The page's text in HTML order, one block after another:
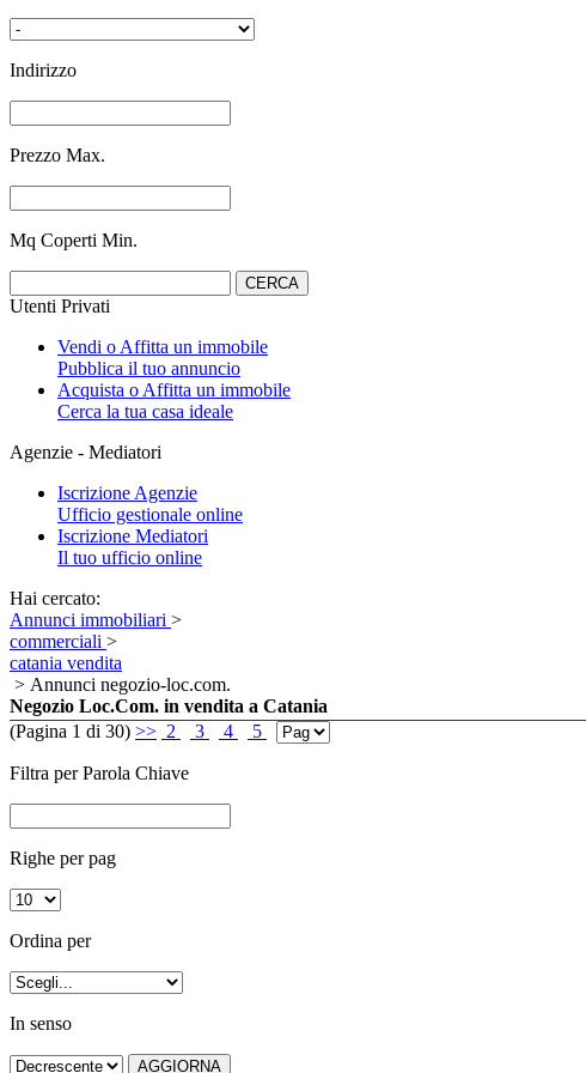
Indirizzo
Prezzo Max.
Mq Coperti Min.
Utenti Privati
Vendi o Affitta un immobile
Pubblica il tuo annuncio
Acquista o Affitta un immobile
Cerca la tua casa ideale
Agenzie - Mediatori
Iscrizione Agenzie
Ufficio gestionale online
Iscrizione Mediatori
Il tuo ufficio online
Hai cercato:
Annunci immobiliari >
commerciali >
catania vendita
> Annunci negozio-loc.com.
Negozio Loc.Com. in vendita a Catania
(Pagina 1 di 30) >> 2 3 4 5
Filtra per Parola Chiave
Righe per pag
Ordina per
In senso